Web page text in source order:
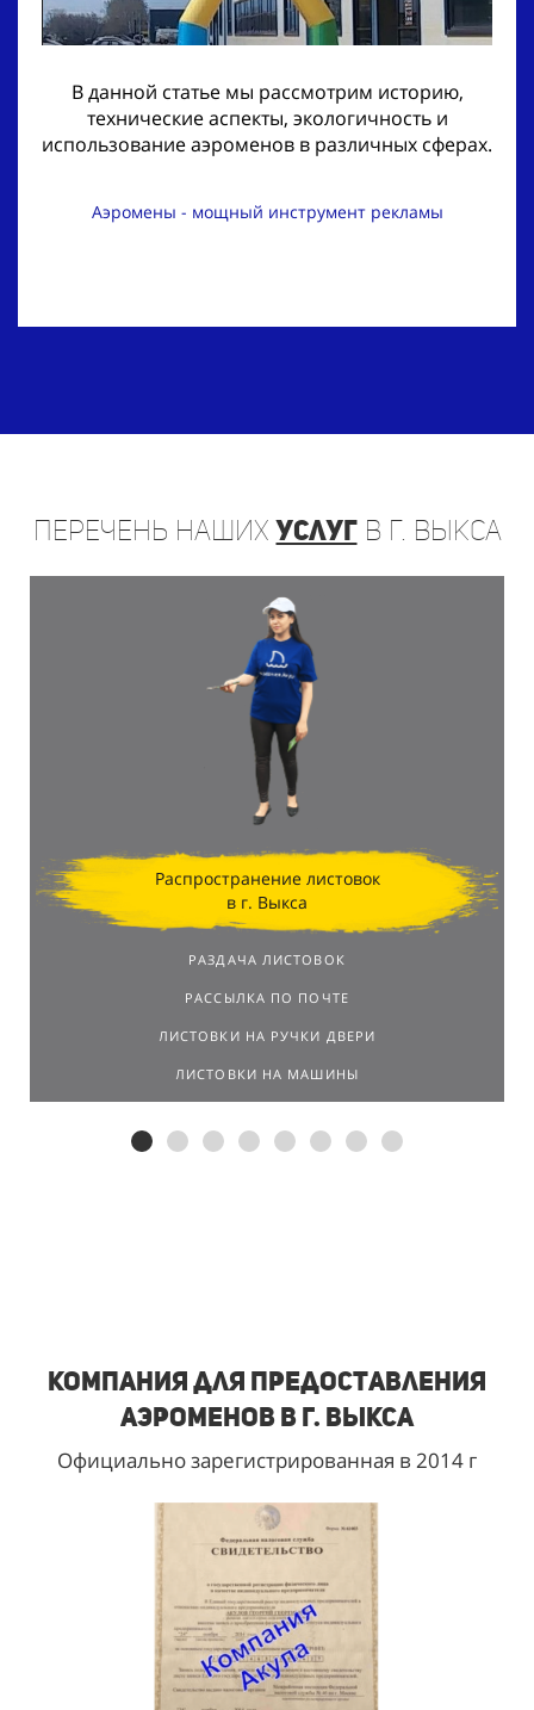
В данной статье мы рассмотрим историю,
технические аспекты, экологичность и
использование аэроменов в различных сферах.
Аэромены - мощный инструмент рекламы
Перечень нашихуслугв г. Выкса
Распространение листовок
в г. Выкса
РАЗДАЧА ЛИСТОВОК
РАССЫЛКА ПО ПОЧТЕ
ЛИСТОВКИ НА РУЧКИ ДВЕРИ
ЛИСТОВКИ НА МАШИНЫ
Компания для предоставления
аэроменов в г. Выкса
Официально зарегистрированная в 2014 г